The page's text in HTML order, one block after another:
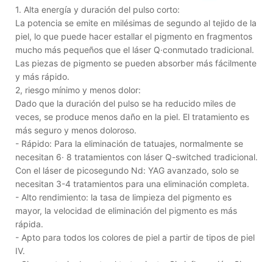
1. Alta energía y duración del pulso corto:
La potencia se emite en milésimas de segundo al tejido de la
piel, lo que puede hacer estallar el pigmento en fragmentos
mucho más pequeños que el láser Q·conmutado tradicional.
Las piezas de pigmento se pueden absorber más fácilmente
y más rápido.
2, riesgo mínimo y menos dolor:
Dado que la duración del pulso se ha reducido miles de
veces, se produce menos daño en la piel. El tratamiento es
más seguro y menos doloroso.
- Rápido: Para la eliminación de tatuajes, normalmente se
necesitan 6· 8 tratamientos con láser Q-switched tradicional.
Con el láser de picosegundo Nd: YAG avanzado, solo se
necesitan 3-4 tratamientos para una eliminación completa.
- Alto rendimiento: la tasa de limpieza del pigmento es
mayor, la velocidad de eliminación del pigmento es más
rápida.
- Apto para todos los colores de piel a partir de tipos de piel
IV.